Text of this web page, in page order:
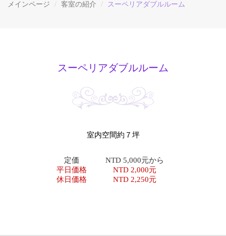
メインページ 客室の紹介 スーペリアダブルルーム
スーペリアダブルルーム
室内空間約７坪
定価
NTD 5,000元から
平日価格
NTD 2,000元
休日価格
NTD 2,250元